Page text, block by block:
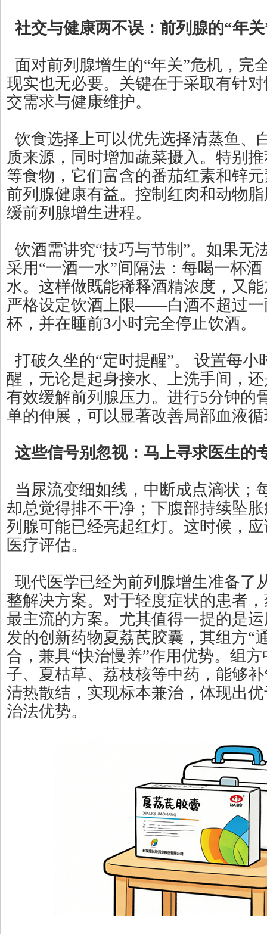
社交与健康两不误：前列腺的“年
面对前列腺增生的“年关”危机，完
现实也无必要。关键在于采取有针
交需求与健康维护。
饮食选择上可以优先选择清蒸鱼、
质来源，同时增加蔬菜摄入。特别
等食物，它们富含的番茄红素和锌
前列腺健康有益。控制红肉和动物
缓前列腺增生进程。
饮酒需讲究“技巧与节制”。如果无
采用“一酒一水”间隔法：每喝一杯
水。这样做既能稀释酒精浓度，又
严格设定饮酒上限——白酒不超过一
杯，并在睡前3小时完全停止饮酒。
打破久坐的“定时提醒”。 设置每小
醒，无论是起身接水、上洗手间，
有效缓解前列腺压力。进行5分钟的
单的伸展，可以显著改善局部血液
这些信号别忽视：马上寻求医生的
当尿流变细如线，中断成点滴状；
却总觉得排不干净；下腹部持续坠
列腺可能已经亮起红灯。这时候，
医疗评估。
现代医学已经为前列腺增生准备了
整解决方案。对于轻度症状的患者
最主流的方案。尤其值得一提的是
发的创新药物夏荔芪胶囊，其组方“
合，兼具“快治慢养”作用优势。组
子、夏枯草、荔枝核等中药，能够
清热散结，实现标本兼治，体现出
治法优势。